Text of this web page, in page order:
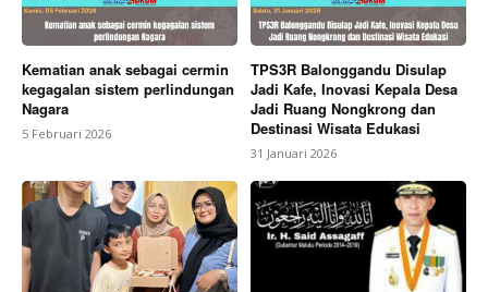
Kematian anak sebagai cermin
kegagalan sistem perlindungan
Nagara
5 Februari 2026
TPS3R Balonggandu Disulap
Jadi Kafe, Inovasi Kepala Desa
Jadi Ruang Nongkrong dan
Destinasi Wisata Edukasi
31 Januari 2026